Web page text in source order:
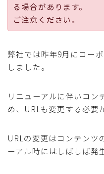
る場合があります。
ご注意ください。
弊社では昨年9月にコー
しました。
リニューアルに伴いコン
め、URLも変更する必要
URLの変更はコンテンツ
ーアル時にはしばしば発